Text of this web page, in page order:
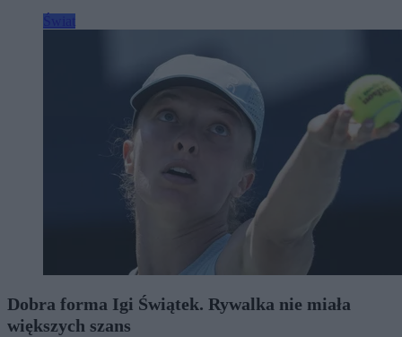
Dobra forma Igi Świątek. Rywalka nie miała
większych szans